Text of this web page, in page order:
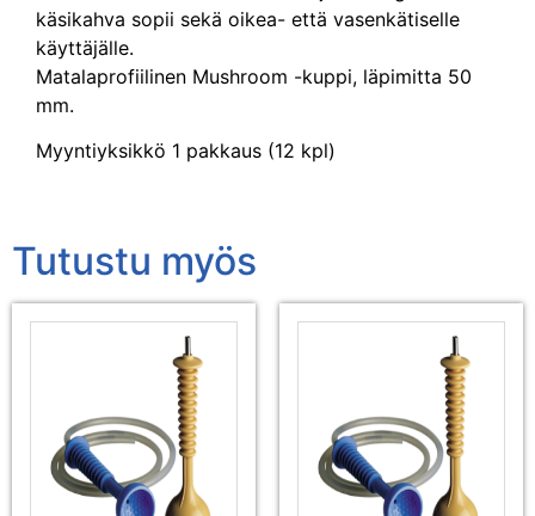
käsikahva sopii sekä oikea- että vasenkätiselle
käyttäjälle.
Matalaprofiilinen Mushroom -kuppi, läpimitta 50
mm.
Myyntiyksikkö 1 pakkaus (12 kpl)
Tutustu myös